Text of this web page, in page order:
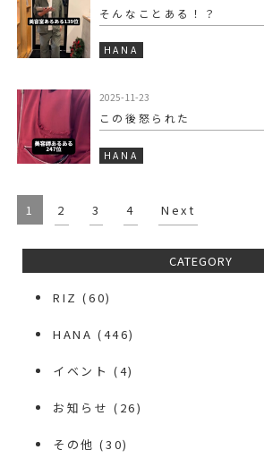
そんなことある！？
HANA
2025-11-23
この後怒られた️
HANA
1 2 3 4 Next
CATEGORY
RIZ (60)
HANA (446)
イベント (4)
お知らせ (26)
その他 (30)